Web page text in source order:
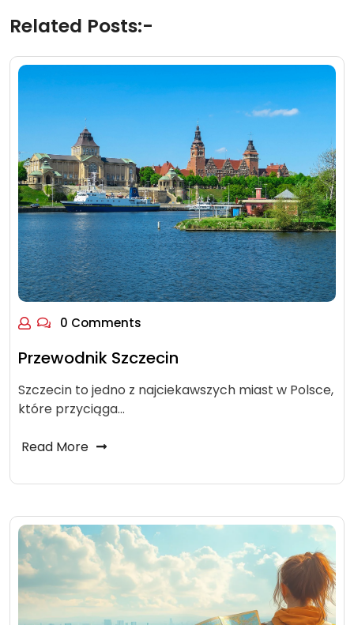
Related Posts:-
0 Comments
Przewodnik Szczecin
Szczecin to jedno z najciekawszych miast w Polsce,
które przyciąga…
Read More